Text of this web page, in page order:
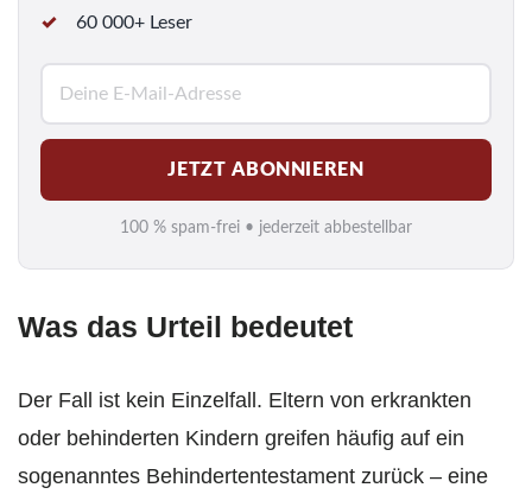
60 000+ Leser
M
a
i
l
*
JETZT ABONNIEREN
100 % spam-frei • jederzeit abbestellbar
Was das Urteil bedeutet
Der Fall ist kein Einzelfall. Eltern von erkrankten
oder behinderten Kindern greifen häufig auf ein
sogenanntes Behindertentestament zurück – eine